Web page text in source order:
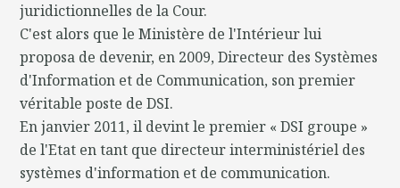
juridictionnelles de la Cour.
C'est alors que le Ministère de l'Intérieur lui
proposa de devenir, en 2009, Directeur des Systèmes
d'Information et de Communication, son premier
véritable poste de DSI.
En janvier 2011, il devint le premier « DSI groupe »
de l'Etat en tant que directeur interministériel des
systèmes d'information et de communication.